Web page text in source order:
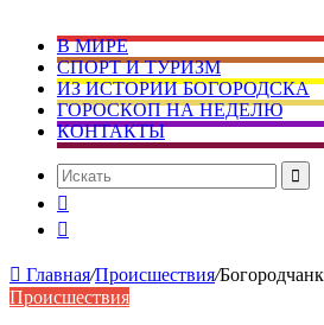
В МИРЕ
СПОРТ И ТУРИЗМ
ИЗ ИСТОРИИ БОГОРОДСКА
ГОРОСКОП НА НЕДЕЛЮ
КОНТАКТЫ
Главная/Происшествия/
Происшествия